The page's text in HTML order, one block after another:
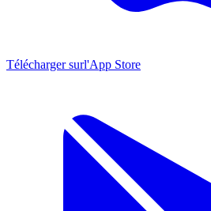
Télécharger surl'App Store